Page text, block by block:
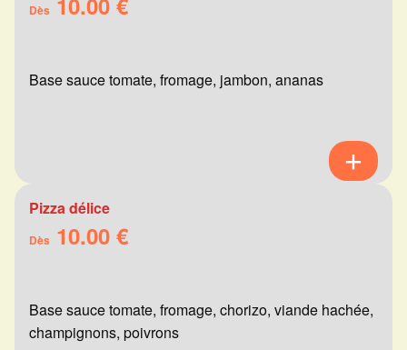
Dès
Base sauce tomate, fromage, jambon, ananas
Pizza délice
Dès 10.00 €
Base sauce tomate, fromage, chorizo, viande hachée,
champignons, poivrons